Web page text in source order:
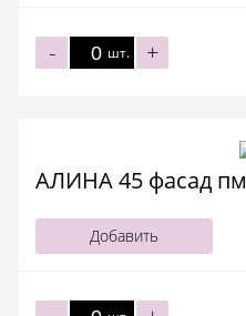
шт. +
-
АЛИНА 45 фасад пм
Добавить